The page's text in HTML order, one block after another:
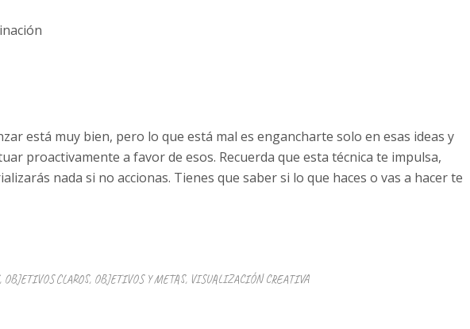
está muy bien, pero lo que está mal es engancharte solo en esas ideas y
proactivamente a favor de esos. Recuerda que esta técnica te impulsa,
nada si no accionas. Tienes que saber si lo que haces o vas a hacer te
, OBJETIVOS CLAROS, OBJETIVOS Y METAS, VISUALIZACIÓN CREATIVA